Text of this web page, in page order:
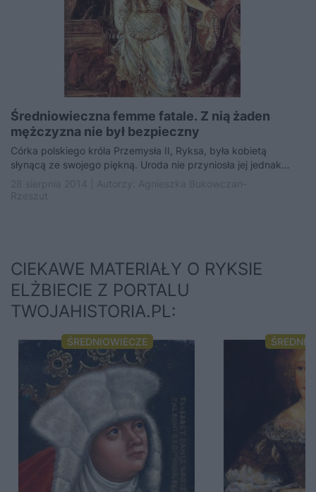
Średniowieczna femme fatale. Z nią żaden
mężczyzna nie był bezpieczny
Córka polskiego króla Przemysła II, Ryksa, była kobietą
słynącą ze swojego piękną. Uroda nie przyniosła jej jednak
CIEKAWE MATERIAŁY O RYKSIE
ELŻBIECIE Z PORTALU
TWOJAHISTORIA.PL:
ŚREDNIOWIECZE